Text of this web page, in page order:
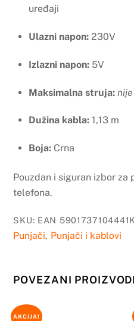
uređaji
Ulazni napon: 230V
Izlazni napon: 5V
Maksimalna struja:
Dužina kabla: 1,13 m
Boja: Crna
Pouzdan i siguran izbor za
telefona.
SKU: EAN 5901737104441
Punjači, Punjači i kablovi
POVEZANI PROIZVODI
AKCIJA!